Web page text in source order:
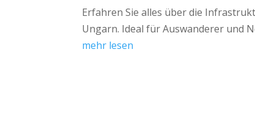
Erfahren Sie alles über die
Ungarn. Ideal für Auswanderer und
mehr lesen